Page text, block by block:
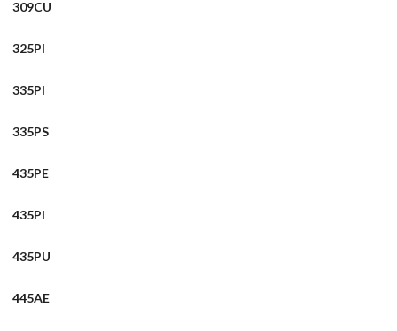
309CU
325PI
335PI
335PS
435PE
435PI
435PU
445AE